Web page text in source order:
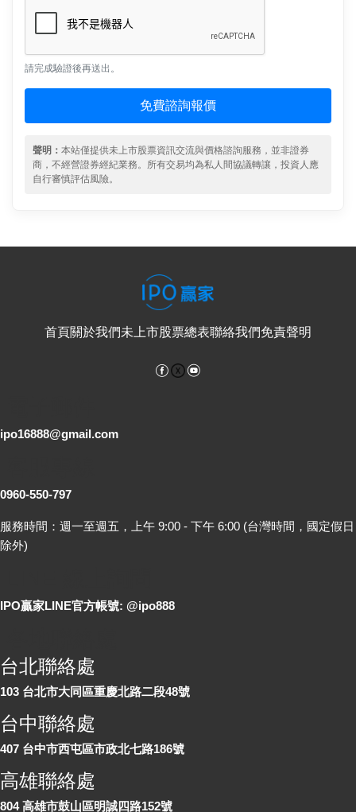
請完成驗證後再送出。
免費諮詢報價
聲明： 本站僅提供未上市股票資訊交流與價格諮詢服務，並非證券
商，不經營證券經紀業務。所有交易均為私人間協議轉讓，投資人應
自行審慎評估風險。
首頁關於我們未上市股票總表聯絡我們免責聲明
Facebook
ipo16888@gmail.com
0960-550-797
服務時間：週一至週五，上午 9:00 - 下午 6:00 (台灣時間，國定假日
除外)
IPO贏家LINE官方帳號: @ipo888
台北聯絡處
103 台北市大同區重慶北路二段48號
台中聯絡處
407 台中市西屯區市政北七路186號
高雄聯絡處
804 高雄市鼓山區明誠四路152號